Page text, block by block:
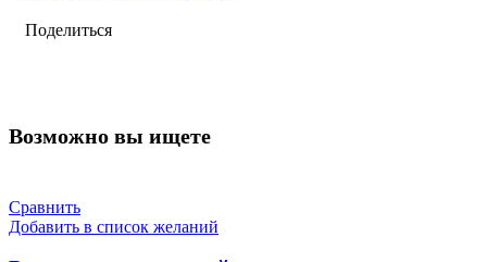
Поделиться
Возможно вы ищете
Сравнить
Добавить в список желаний